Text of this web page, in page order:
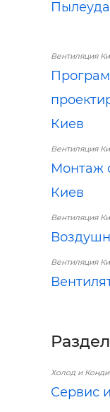
Вентиляция
Киев
Вентиляция
Монтаж
Киев
Вентиляция
Вентиляция
Холод и
Сервис